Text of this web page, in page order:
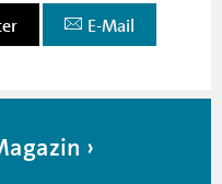
E-Mail